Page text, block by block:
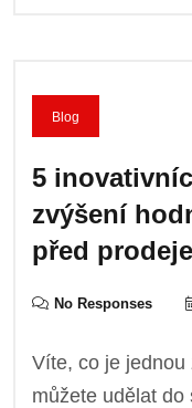
Blog
5
zvýšení
před
No Responses
Víte, co je jednou
můžete udělat